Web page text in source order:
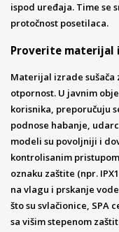
ispod uređaja. Time se
protočnost posetilaca.
Proverite materijal
Materijal izrade sušača
otpornost. U javnim
korisnika, preporučuju
podnose habanje,
modeli su povoljniji i
kontrolisanim
oznaku zaštite (npr.
na vlagu i prskanje
što su svlačionice, SPA
sa višim stepenom